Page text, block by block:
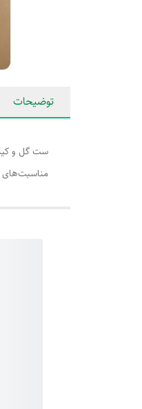
توضیحات
ست گل و کیک
مناسبت‌های